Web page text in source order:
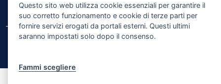
Mappa del sito
© Regione Puglia
Questo sito web utilizza cookie essenziali per garantire il
suo corretto funzionamento e cookie di terze parti per
fornire servizi erogati da portali esterni. Questi ultimi
saranno impostati solo dopo il consenso.
Fammi scegliere